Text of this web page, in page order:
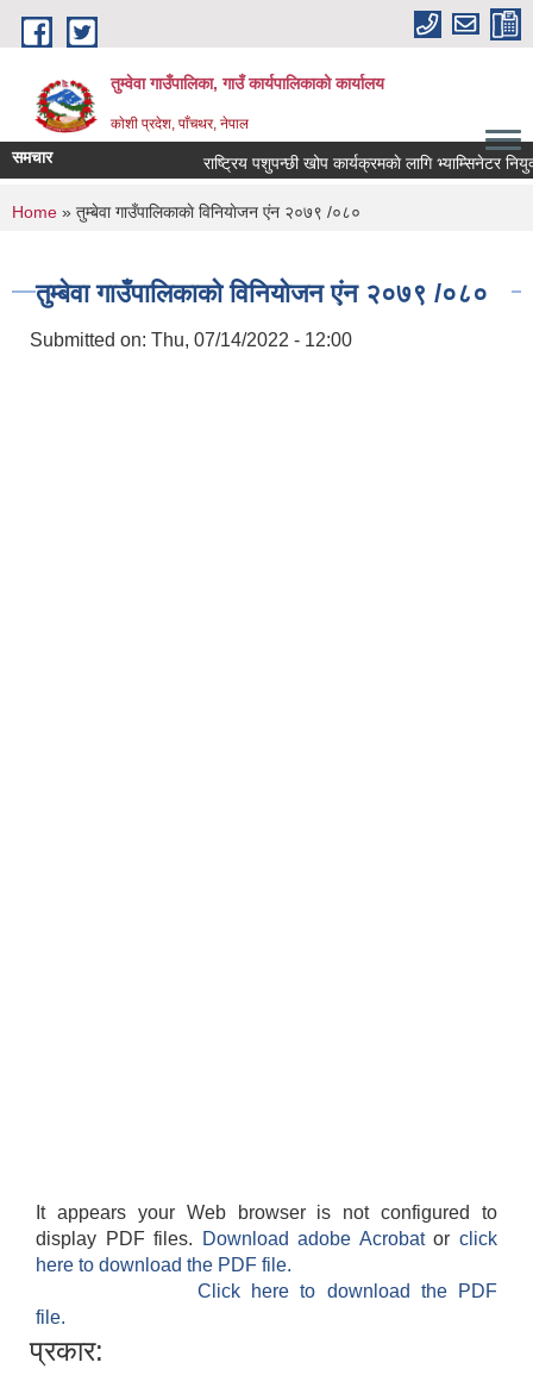
Skip to main content
तुम्वेवा गाउँपालिका, गाउँ कार्यपालिकाको कार्यालय
काेशी प्रदेश, पाँचथर, नेपाल
समचार राष्ट्रिय पशुपन्छी खोप कार्यक्रमकाे लागि भ्याम्सिनेटर
You are here
Home » तुम्बेवा गाउँपालिकाकाे विनियाेजन एंन २०७९ /०८०
तुम्बेवा गाउँपालिकाकाे विनियाेजन एंन २०७९ /०८०
Submitted on: Thu, 07/14/2022 - 12:00
It appears your Web browser is not configured to
display PDF files.
Download adobe Acrobatorclick
here to download the PDF file.
Click here to download the PDF
file.
प्रकार: